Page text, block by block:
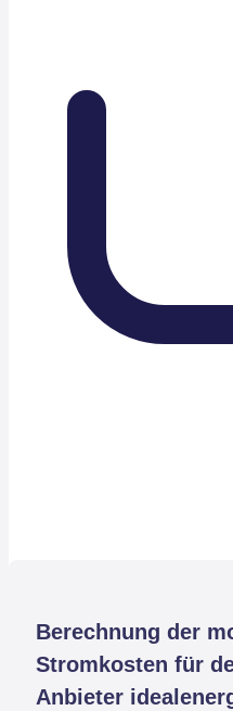
Berechnung der
Stromkosten für
Anbieter